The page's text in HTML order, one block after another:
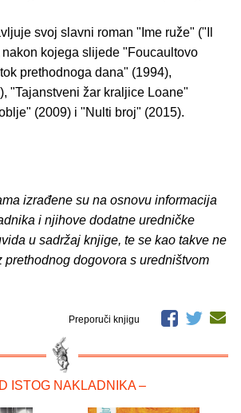
svoj slavni roman "Ime ruže" ("Il
kojega slijede "Foucaultovo
prethodnoga dana" (1994),
"Tajanstveni žar kraljice Loane"
(2009) i "Nulti broj" (2015).
izrađene su na osnovu informacija
i njihove dodatne uredničke
u sadržaj knjige, te se kao takve ne
prethodnog dogovora s uredništvom
Preporuči knjigu
ISTOG NAKLADNIKA –